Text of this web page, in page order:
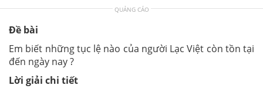
QUẢNG CÁO
Đề bài
Em biết những tục lệ nào của người Lạc Việt còn tồn tại
đến ngày nay ?
Lời giải chi tiết